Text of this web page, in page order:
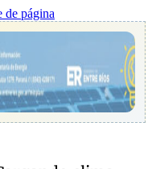
de página